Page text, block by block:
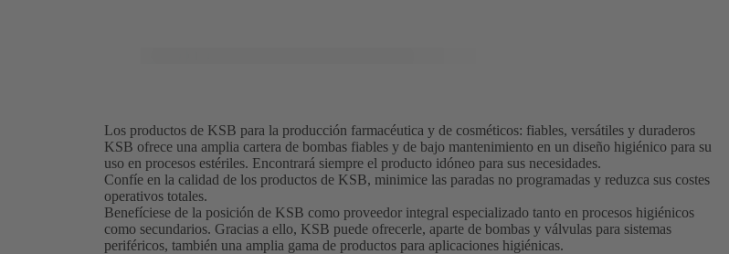
Los productos de KSB para la producción farmacéutica y de cosméticos: fiables, versátiles y duraderos
KSB ofrece una amplia cartera de bombas fiables y de bajo mantenimiento en un diseño higiénico para su
uso en procesos estériles. Encontrará siempre el producto idóneo para sus necesidades.
Confíe en la calidad de los productos de KSB, minimice las paradas no programadas y reduzca sus costes
operativos totales.
Benefíciese de la posición de KSB como proveedor integral especializado tanto en procesos higiénicos
como secundarios. Gracias a ello, KSB puede ofrecerle, aparte de bombas y válvulas para sistemas
periféricos, también una amplia gama de productos para aplicaciones higiénicas.